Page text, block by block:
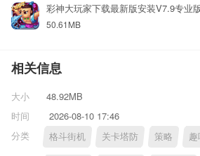
彩神大玩家下载最新版安装V7.9专业
50.61MB
相关信息
大小
48.92MB
时间
2026-08-10 17:46
分类
格斗街机 关卡塔防 策略